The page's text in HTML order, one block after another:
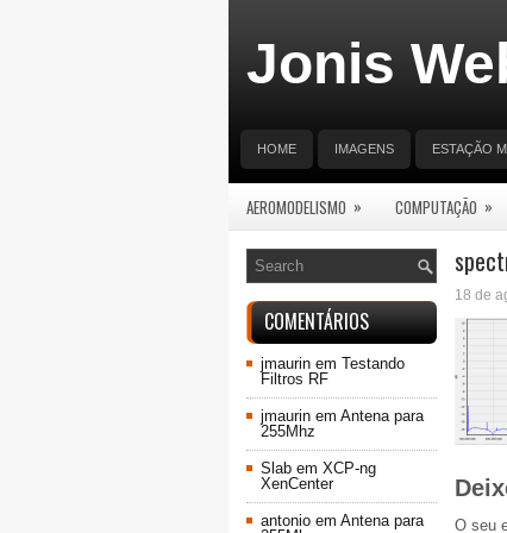
Jonis
HOME IMAGENS ESTAÇÃO
AEROMODELISMO » COMPUTAÇÃO »
18 de
O seu
COMENTÁRIOS
jmaurin em Testando
Filtros RF
jmaurin em Antena para
255Mhz
Slab em XCP-ng
XenCenter
antonio em Antena para